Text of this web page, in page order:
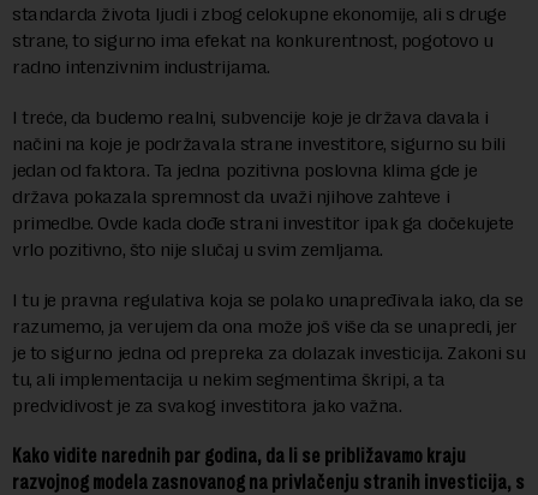
standarda života ljudi i zbog celokupne ekonomije, ali s druge
strane, to sigurno ima efekat na konkurentnost, pogotovo u
radno intenzivnim industrijama.
I treće, da budemo realni, subvencije koje je država davala i
načini na koje je podržavala strane investitore, sigurno su bili
jedan od faktora. Ta jedna pozitivna poslovna klima gde je
država pokazala spremnost da uvaži njihove zahteve i
primedbe. Ovde kada dođe strani investitor ipak ga dočekujete
vrlo pozitivno, što nije slučaj u svim zemljama.
I tu je pravna regulativa koja se polako unapređivala iako, da se
razumemo, ja verujem da ona može još više da se unapredi, jer
je to sigurno jedna od prepreka za dolazak investicija. Zakoni su
tu, ali implementacija u nekim segmentima škripi, a ta
predvidivost je za svakog investitora jako važna.
Kako vidite narednih par godina, da li se približavamo kraju
razvojnog modela zasnovanog na privlačenju stranih investicija, s